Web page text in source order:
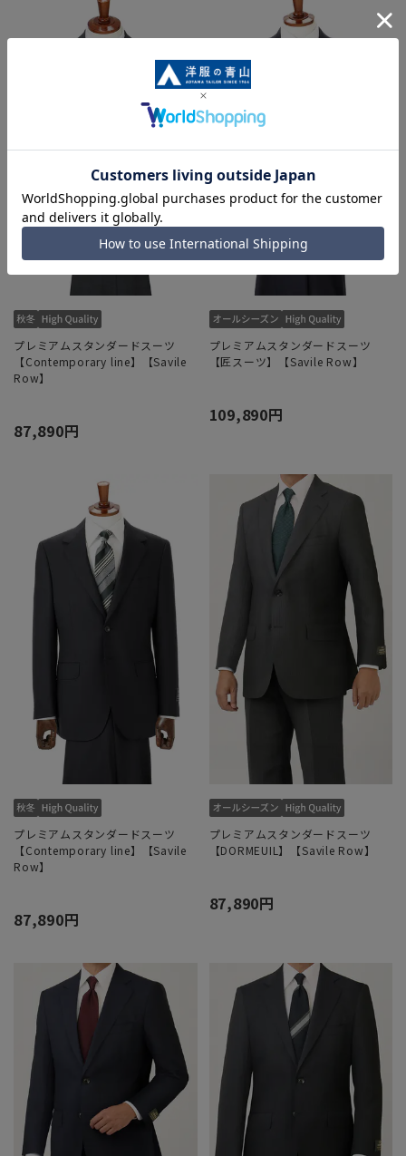
プレミアムスタンダードスーツ
【Contemporary line】【Savile
Row】
87,890円
プレミアムスタンダードスーツ
【匠スーツ】【Savile Row】
109,890円
プレミアムスタンダードスーツ
【Contemporary line】【Savile
Row】
87,890円
プレミアムスタンダードスーツ
【DORMEUIL】【Savile Row】
87,890円